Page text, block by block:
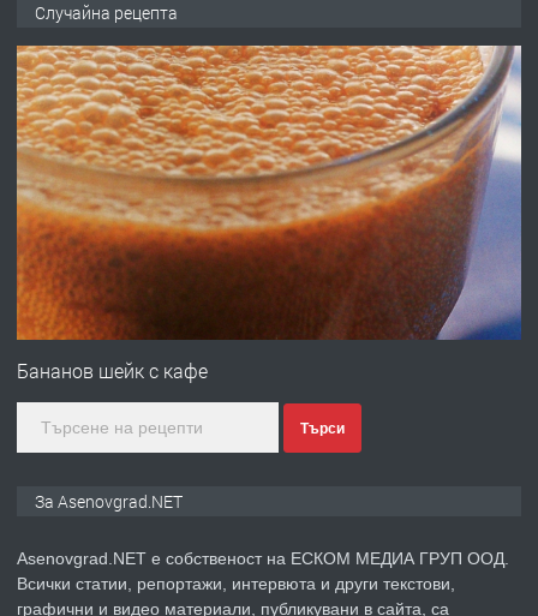
преди 10 месеца
ПРЕДЛАГА
Професионална броячна машина -
със сертификат от ЕЦБ
преди 1 година
ПРЕДЛАГА
Професионална зеленчукорезачка
преди 2 години
Случайна рецепта
Бананов шейк с кафе
Търси
За Asenovgrad.NET
Asenovgrad.NET е собственост на ЕСКОМ МЕДИА ГРУП ООД.
Всички статии, репортажи, интервюта и други текстови,
графични и видео материали, публикувани в сайта, са